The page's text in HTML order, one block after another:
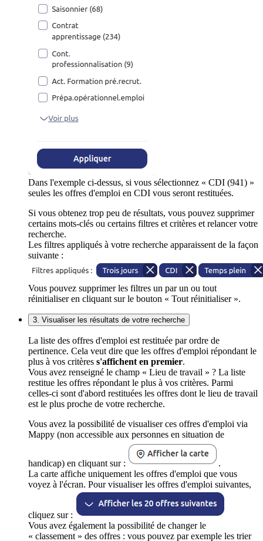
Dans l'exemple ci-dessus, si vous sélectionnez « CDI (941) »
seules les offres d'emploi en CDI vous seront restituées.
Si vous obtenez trop peu de résultats, vous pouvez supprimer
certains mots-clés ou certains filtres et critères et relancer votre
recherche.
Les filtres appliqués à votre recherche apparaissent de la façon
suivante :
Vous pouvez supprimer les filtres un par un ou tout
réinitialiser en cliquant sur le bouton « Tout réinitialiser ».
3. Visualiser les résultats de votre recherche
La liste des offres d'emploi est restituée par ordre de
pertinence. Cela veut dire que les offres d'emploi répondant le
plus à vos critères s'affichent en premier.
Vous avez renseigné le champ « Lieu de travail » ? La liste
restitue les offres répondant le plus à vos critères. Parmi
celles-ci sont d'abord restituées les offres dont le lieu de travail
est le plus proche de votre recherche.
Vous avez la possibilité de visualiser ces offres d'emploi via
Mappy (non accessible aux personnes en situation de
handicap) en cliquant sur :
.
La carte affiche uniquement les offres d'emploi que vous
voyez à l'écran. Pour visualiser les offres d'emploi suivantes,
cliquez sur :
Vous avez également la possibilité de changer le
« classement » des offres : vous pouvez par exemple les trier